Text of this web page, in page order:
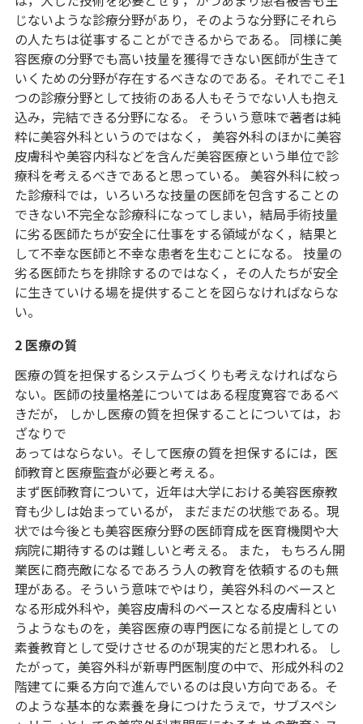
じないような診療分野があり，そのような分野にそれら
の人たちは従事することができるからである。 同様に美
容医療の分野でも高い技量を獲得できない医師が生きて
いくための分野が存在するべきなのである。それでこそ1
つの診療分野として技術のある人もそうでない人も抱え
込み，完結できる分野になる。 そういう意味で著者は純
粋に美容外科というのではなく， 美容外科のほかに美容
皮膚科や美容内科などを含んだ美容医療という単位で診
療科を考えるべきであると思っている。 美容外科に絞っ
た診療科では，いろいろな技量の医師を包含することの
できない不完全な診療科になってしまい，結局手術技量
に劣る医師たちが安全に仕事をする領域がなく，結果と
して不幸な医師と不幸な患者を生むことになる。 技量の
劣る医師たちを排除するのではなく，その人たちが安全
に生きていける場を提供することを図らなければならな
い。
2 医療の質
医療の質を担保するシステムづくりも考えなければなら
ない。医師の技量格差についてはある程度寛容であるべ
きだが， しかし医療の質を担保することについては，お
ざなりで
あってはならない。そして医療の質を担保するには，医
師教育と医療監査が必要と考える。
まず医師教育について，近年は大学における美容医療教
育も少しは始まっているが， まだまだの状態である。現
状では今後とも美容医療分野の医師育成を医育機関や大
病院に期待するのは難しいと考える。 また， もちろん開
業医に商売敵になるであろう人の教育を依頼するのも無
理がある。そういう意味でやはり，美容外科のベースと
なる形成外科や，美容皮膚科のベースとなる皮膚科とい
うようなものを，美容医療の専門医になる前提としての
素養教育として受けさせるのが現実的だと思われる。 し
たがって，美容外科が新専門医制度の中で、形成外科の2
階建てに乗る方向で進んでいるのは良い方向である。そ
のような基本的な素養を身につけたうえで，サブスペシ